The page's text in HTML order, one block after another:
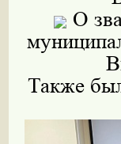
О
Также